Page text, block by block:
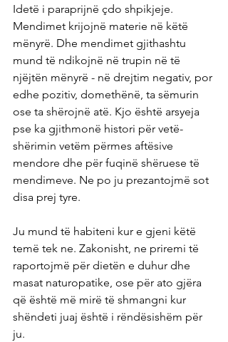
Idetë i paraprijnë çdo shpikjeje.
Mendimet krijojnë materie në këtë
mënyrë. Dhe mendimet gjithashtu
mund të ndikojnë në trupin në të
njëjtën mënyrë - në drejtim negativ, por
edhe pozitiv, domethënë, ta sëmurin
ose ta shërojnë atë. Kjo është arsyeja
pse ka gjithmonë histori për vetë-
shërimin vetëm përmes aftësive
mendore dhe për fuqinë shëruese të
mendimeve. Ne po ju prezantojmë sot
disa prej tyre.
Ju mund të habiteni kur e gjeni këtë
temë tek ne. Zakonisht, ne priremi të
raportojmë për dietën e duhur dhe
masat naturopatike, ose për ato gjëra
që është më mirë të shmangni kur
shëndeti juaj është i rëndësishëm për
ju.